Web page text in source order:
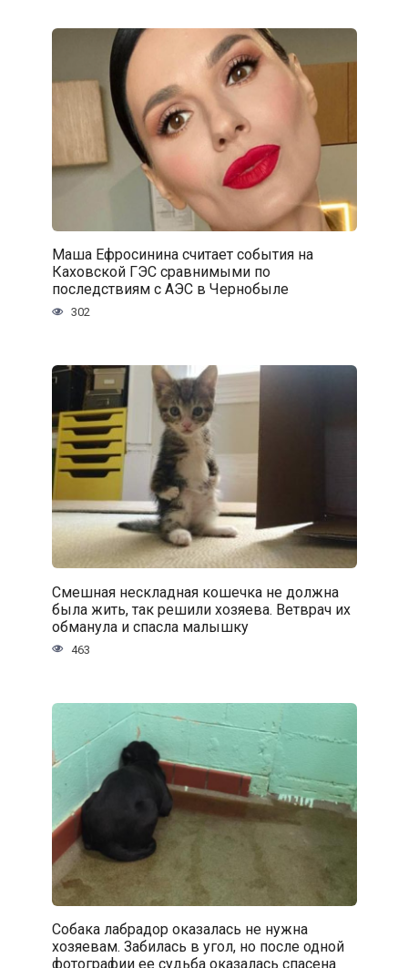
Маша Ефросинина считает события на
Каховской ГЭС сравнимыми по
последствиям с АЭС в Чернобыле
302
Смешная нескладная кошечка не должна
была жить, так решили хозяева. Ветврач их
обманула и спасла малышку
463
Собака лабрадор оказалась не нужна
хозяевам. Забилась в угол, но после одной
фотографии ее судьба оказалась спасена